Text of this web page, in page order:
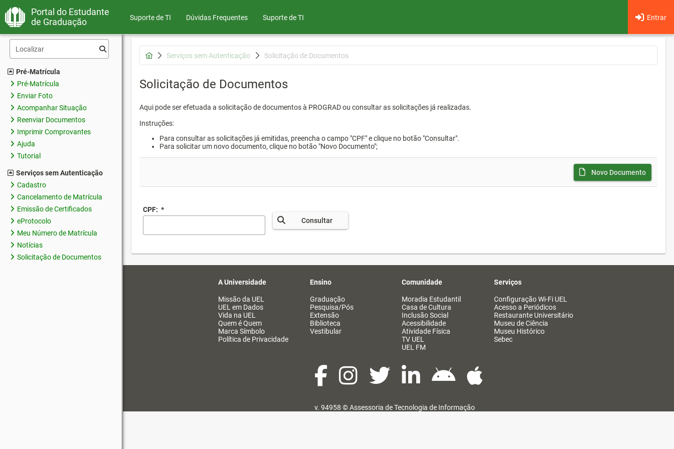
Portal do Estudante
de Graduação
Suporte de TI Dúvidas Frequentes Entrar
Suporte de TI
Pré-Matrícula
Pré-Matrícula
Enviar Foto
Acompanhar Situação
Reenviar Documentos
Imprimir Comprovantes
Ajuda
Tutorial
Serviços sem Autenticação
Cadastro
Cancelamento de Matrícula
Emissão de Certificados
eProtocolo
Meu Número de Matrícula
Notícias
Solicitação de Documentos
Serviços sem Autenticação Solicitação de Documentos
Solicitação de Documentos
Aqui pode ser efetuada a solicitação de documentos à PROGRAD ou consultar as solicitações já realizadas.
Instruções:
Para consultar as solicitações já emitidas, preencha o campo "CPF" e clique no botão "Consultar".
Para solicitar um novo documento, clique no botão "Novo Documento";
Novo Documento
CPF: *
Consultar
A Universidade
Missão da UEL
UEL em Dados
Vida na UEL
Quem é Quem
Marca Símbolo
Política de Privacidade
Ensino
Graduação
Pesquisa/Pós
Extensão
Biblioteca
Vestibular
Comunidade
Moradia Estudantil
Casa de Cultura
Inclusão Social
Acessibilidade
Atividade Física
TV UEL
UEL FM
Serviços
Configuração Wi-Fi UEL
Acesso a Periódicos
Restaurante Universitário
Museu de Ciência
Museu Histórico
Sebec
v. 94958 ©Assessoria de Tecnologia de Informação